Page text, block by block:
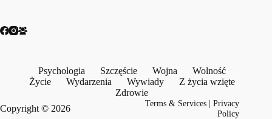
Psychologia Szczęście Wojna
Wolność
Życie
Wydarzenia Wywiady
Z życia wzięte
Zdrowie
Copyright © 2026
Terms & Services |Privacy
Policy